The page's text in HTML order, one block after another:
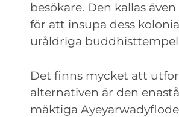
besökare. Den kallas
för att insupa dess
uråldriga buddhisttempel
Det finns mycket att
alternativen är den
mäktiga